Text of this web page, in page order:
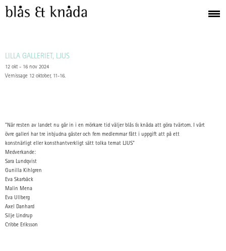
LILLA GALLERIET, LJUS
12 okt - 16 nov 2024
Vernissage 12 oktober, 11-16.
"När resten av landet nu går in i en mörkare tid väljer blås & knåda att göra tvärtom. I vårt
övre galleri har tre inbjudna gäster och fem medlemmar fått i uppgift att på ett
konstnärligt eller konsthantverkligt sätt tolka temat LJUS"
Medverkande:
Sara Lundqvist
Gunilla Kihlgren
Eva Skarbäck
Malin Mena
Eva Ullberg
Axel Danhard
Silje Lindrup
Cribbe Eriksson